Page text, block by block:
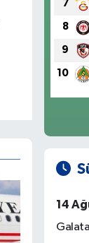
7
8
9
10
14